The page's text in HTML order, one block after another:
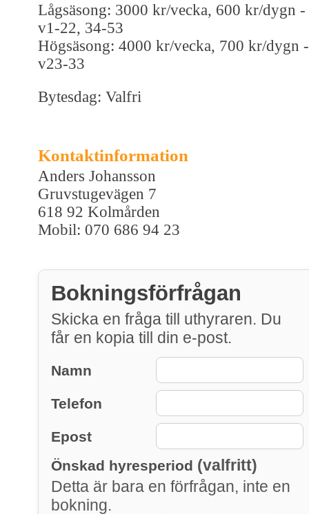
Lågsäsong: 3000 kr/vecka, 600 kr/dygn -
v1-22, 34-53
Högsäsong: 4000 kr/vecka, 700 kr/dygn -
v23-33
Bytesdag: Valfri
Kontaktinformation
Anders Johansson
Gruvstugevägen 7
618 92 Kolmården
Mobil: 070 686 94 23
Bokningsförfrågan
Skicka en fråga till uthyraren. Du
får en kopia till din e-post.
Namn
Telefon
Epost
Önskad hyresperiod (valfritt)
Detta är bara en förfrågan, inte en
bokning.